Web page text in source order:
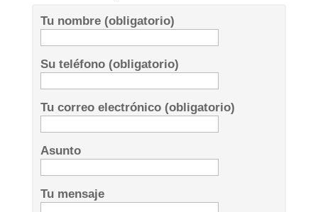
Tu nombre (obligatorio)
Su teléfono (obligatorio)
Tu correo electrónico (obligatorio)
Asunto
Tu mensaje